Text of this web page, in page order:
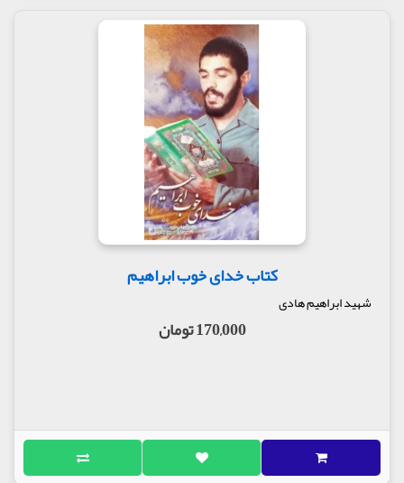
کتاب خدای خوب ابراهیم
شهید ابراهیم هادی
170,000 تومان